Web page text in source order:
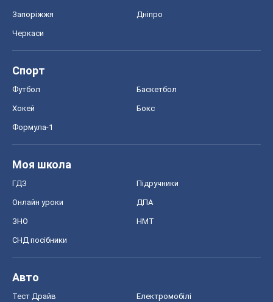
Запоріжжя Дніпро
Черкаси
Спорт
Футбол Баскетбол
Хокей Бокс
Формула-1
Моя школа
ГДЗ Підручники
Онлайн уроки ДПА
ЗНО НМТ
СНД посібники
Авто
Тест Драйв Електромобілі